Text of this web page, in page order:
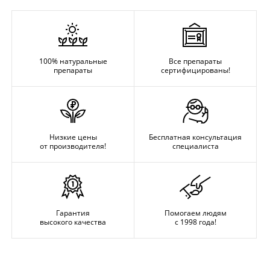
100% натуральные
препараты
Все препараты
сертифицированы!
Низкие цены
от производителя!
Бесплатная консультация
специалиста
Гарантия
высокого качества
Помогаем людям
с 1998 года!